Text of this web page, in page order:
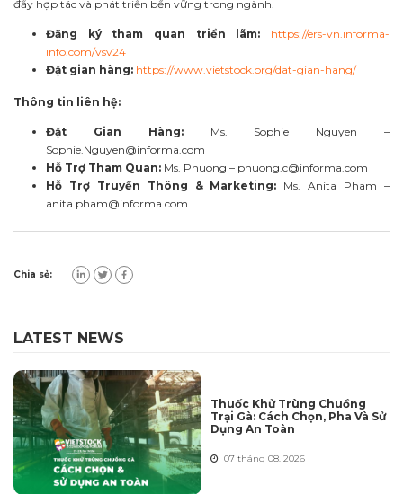
đẩy hợp tác và phát triển bền vững trong ngành.
Đăng ký tham quan triển lãm:
https://ers-vn.informa-
info.com/vsv24
Đặt gian hàng: https://www.vietstock.org/dat-gian-hang/
Thông tin liên hệ:
Đặt Gian Hàng:Ms. Sophie Nguyen –
Sophie.Nguyen@informa.com
Hỗ Trợ Tham Quan: Ms. Phuong – phuong.c@informa.com
Hỗ Trợ Truyền Thông & Marketing: Ms. Anita Pham –
anita.pham@informa.com
Chia sẻ:
LATEST NEWS
Thuốc Khử Trùng Chuồng
Trại Gà: Cách Chọn, Pha Và Sử
Dụng An Toàn
07 tháng 08. 2026